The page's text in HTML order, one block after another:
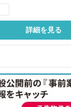
詳細を見る